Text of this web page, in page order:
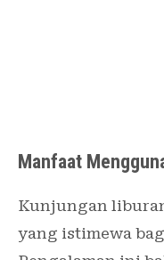
Manfaat
Kunjungan
yang istimewa